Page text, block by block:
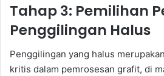
Tahap 3: Pemilihan
Penggilingan Halus
Penggilingan yang halus
kritis dalam pemrosesan grafit, di